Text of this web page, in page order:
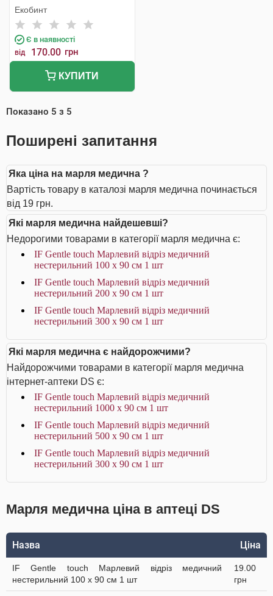
шт
Екобинт
Є в наявності
від 170.00 грн
КУПИТИ
Показано 5 з 5
Поширені запитання
Яка ціна на марля медична ?
Вартість товару в каталозі марля медична починається
від 19 грн.
Які марля медична найдешевші?
Недорогими товарами в категорії марля медична є:
IF Gentle touch Марлевий відріз медичний
нестерильний 100 х 90 см 1 шт
IF Gentle touch Марлевий відріз медичний
нестерильний 200 х 90 см 1 шт
IF Gentle touch Марлевий відріз медичний
нестерильний 300 х 90 см 1 шт
Які марля медична є найдорожчими?
Найдорожчими товарами в категорії марля медична
інтернет-аптеки DS є:
IF Gentle touch Марлевий відріз медичний
нестерильний 1000 х 90 см 1 шт
IF Gentle touch Марлевий відріз медичний
нестерильний 500 х 90 см 1 шт
IF Gentle touch Марлевий відріз медичний
нестерильний 300 х 90 см 1 шт
Марля медична ціна в аптеці DS
Назва Ціна
IF Gentle touch Марлевий відріз медичний
нестерильний 100 х 90 см 1 шт
19.00
грн